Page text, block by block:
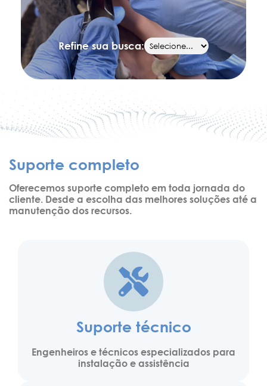
Refine sua busca:
Suporte completo
Oferecemos suporte completo em toda jornada do
cliente. Desde a escolha das melhores soluções até a
manutenção dos recursos.
Suporte técnico
Engenheiros e técnicos especializados para
instalação e assistência